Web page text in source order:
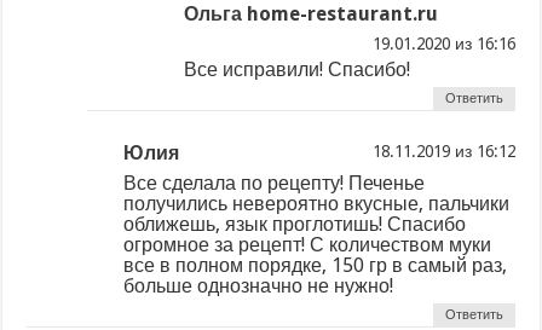
Ольга home-restaurant.ru
из
Все исправили! Спасибо!
Ответить
Юлия из
Все сделала по рецепту! Печенье
получились невероятно вкусные, пальчики
оближешь, язык проглотишь! Спасибо
огромное за рецепт! С количеством муки
все в полном порядке, 150 гр в самый раз,
больше однозначно не нужно!
Ответить